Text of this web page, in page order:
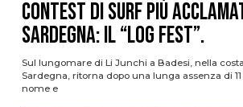
contest di surf più
Sardegna: il “Log Fest”.
Sul lungomare di Li Junchi a Badesi, nella
Sardegna, ritorna dopo una lunga assenza di
nome e